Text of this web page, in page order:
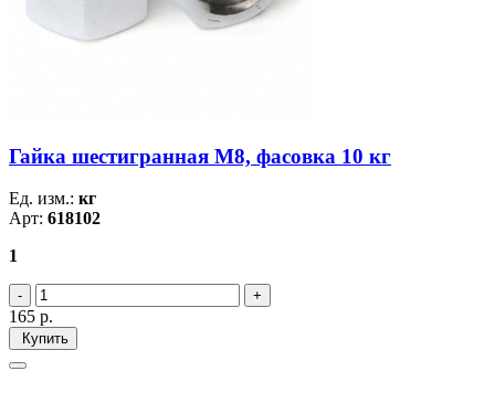
Гайка шестигранная М8, фасовка 10 кг
Ед. изм.: кг
Арт: 618102
1
165 р.
Купить